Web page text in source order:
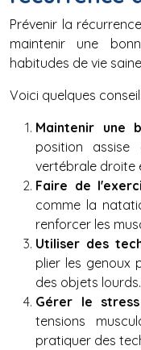
Prévenir la
maintenir une
habitudes de vie
Voici quelques
Maintenir une
position
vertébrale droite
Faire de
comme la
renforcer les
Utiliser des
plier les genoux
des objets lourds.
Gérer le
tensions
pratiquer des